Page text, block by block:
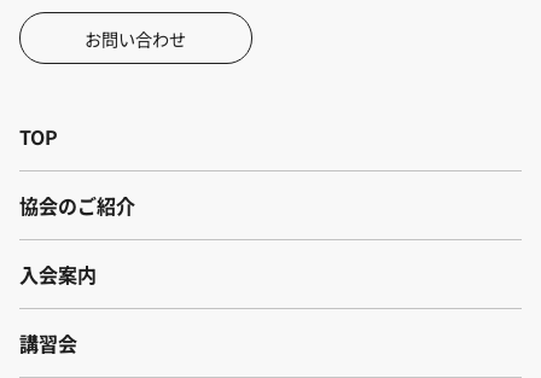
お問い合わせ
TOP
協会のご紹介
入会案内
講習会